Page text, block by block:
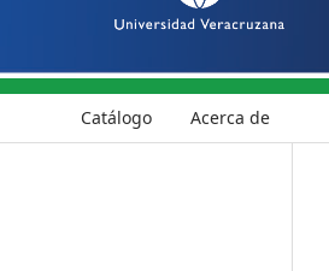
Catálogo Acerca de